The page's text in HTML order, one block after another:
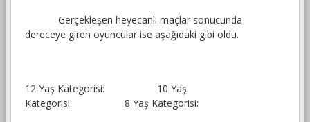
Gerçekleşen heyecanlı maçlar sonucunda
dereceye giren oyuncular ise aşağıdaki gibi oldu.
12 Yaş Kategorisi:
10 Yaş
Kategorisi:
8 Yaş Kategorisi: